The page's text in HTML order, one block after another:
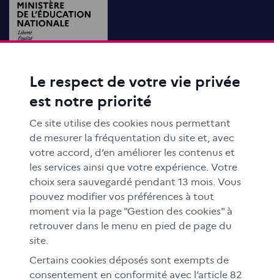
ACTIONS ÉDUCATIVES
FORMATION
RESSOURCES
MÉDIAS SCOLAIRES
FAMILLES
Le CLEMI
En académies
À l'international
CLEMI sup
Espace presse
Le respect de votre vie privée
est notre priorité
Ce site utilise des cookies nous permettant
de mesurer la fréquentation du site et, avec
votre accord, d’en améliorer les contenus et
les services ainsi que votre expérience. Votre
choix sera sauvegardé pendant 13 mois. Vous
pouvez modifier vos préférences à tout
moment via la page "Gestion des cookies" à
retrouver dans le menu en pied de page du
site.
Certains cookies déposés sont exempts de
consentement en conformité avec l’article 82